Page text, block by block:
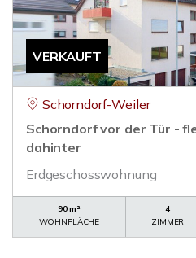
VERKAUFT
Schorndorf-Weiler
Schorndorf vor der Tür -
dahinter
Erdgeschosswohnung
90 m²
WOHNFLÄCHE
4
ZIMMER